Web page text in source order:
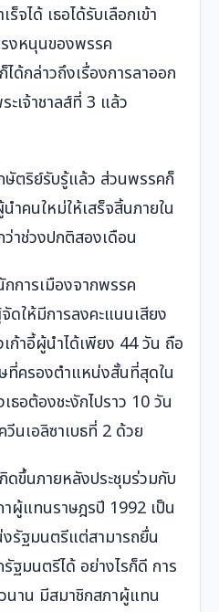
ร็จได้ เธอได้รับเลือกเข้า
งหนุนของพรรค
ด้กล่าวถึงเรื่องการลาออก
เจ้าชาลส์ที่ 3 แล้ว
ตริย์รับรู้แล้ว ส่วนพรรคก็
ำคนใหม่ให้เสร็จสิ้นภายใน
าช่วงปกติสองเดือน
การเมืองจากพรรค
ให้มีการลงคะแนนเสียง
ก้าอี้ผู้นำได้เพียง 44 วัน ถือ
ที่ครองตำแหน่งสั้นที่สุดใน
ธอต้องชะงักไปราว 10 วัน
นเอลิซาเบธที่ 2 ด้วย
ดขึ้นภายหลังประชุมร่วมกับ
ผู้แทนราษฎรปี 1992 เป็น
รัฐมนตรีแต่สามารถยื่น
ฐมนตรีได้ อย่างไรก็ดี การ
นาน มีสมาชิกสภาผู้แทน